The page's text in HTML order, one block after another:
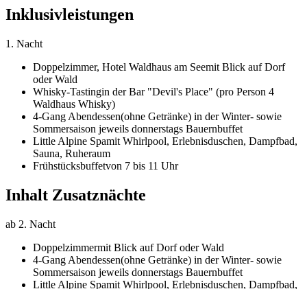
Inklusivleistungen
1. Nacht
Doppelzimmer, Hotel Waldhaus am Seemit Blick auf Dorf
oder Wald
Whisky-Tastingin der Bar "Devil's Place" (pro Person 4
Waldhaus Whisky)
4-Gang Abendessen(ohne Getränke) in der Winter- sowie
Sommersaison jeweils donnerstags Bauernbuffet
Little Alpine Spamit Whirlpool, Erlebnisduschen, Dampfbad,
Sauna, Ruheraum
Frühstücksbuffetvon 7 bis 11 Uhr
Inhalt Zusatznächte
ab 2. Nacht
Doppelzimmermit Blick auf Dorf oder Wald
4-Gang Abendessen(ohne Getränke) in der Winter- sowie
Sommersaison jeweils donnerstags Bauernbuffet
Little Alpine Spamit Whirlpool, Erlebnisduschen, Dampfbad,